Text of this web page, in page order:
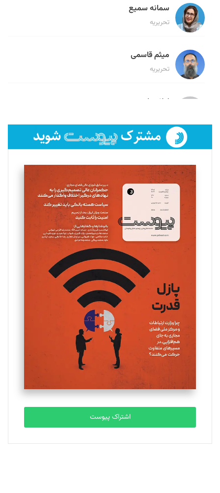
سمانه سمیع
تحریریه
میثم قاسمی
تحریریه
لیلا حنارود
فائزه فتحی رستمی
تحریریه
سروش کرمیان
تحریریه
مینا پاکدل
یسنا امان‌پور
تحریریه
ملینا جعفری
تحریریه
مصطفی مسجدی آرانی
تحریریه
بابک نقاش
تحریریه
اشتراک پیوست